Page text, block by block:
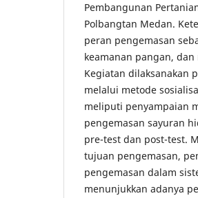
Pembangunan
Polbangtan Medan.
peran pengemasan
keamanan pangan,
Kegiatan dilaksanakan
melalui metode
meliputi penyampaian
pengemasan sayuran
pre-test dan post-test.
tujuan pengemasan,
pengemasan dalam
menunjukkan adanya